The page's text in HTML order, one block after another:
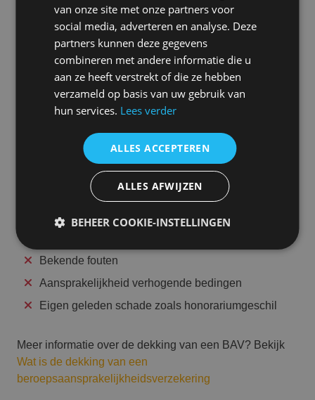
Wel verzekerd
Door derden geleden financiële vermogensschade
Vergoeding van juridische verweerkosten bij
aansprakelijkstelling
Vergoeding schaderegelingskosten
Vergoeding bereddingskosten
Niet verzekerd
Bekende fouten
Aansprakelijkheid verhogende bedingen
Eigen geleden schade zoals honorariumgeschil
Meer informatie over de dekking van een BAV? Bekijk
Wat is de dekking van een
beroepsaansprakelijkheidsverzekering
van onze site met onze partners voor
social media, adverteren en analyse. Deze
partners kunnen deze gegevens
combineren met andere informatie die u
aan ze heeft verstrekt of die ze hebben
verzameld op basis van uw gebruik van
hun services. Lees verder
ALLES ACCEPTEREN
ALLES AFWIJZEN
BEHEER COOKIE-INSTELLINGEN